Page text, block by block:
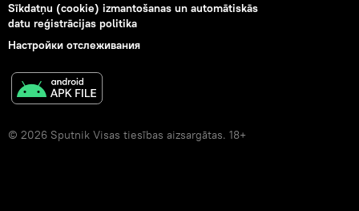
Sīkdatņu (cookie) izmantošanas un automātiskās
datu reģistrācijas politika
Настройки отслеживания
© 2026 Sputnik Visas tiesības aizsargātas. 18+